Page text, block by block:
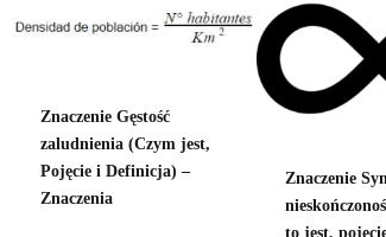
Znaczenie Gęstość
zaludnienia (Czym jest,
Pojęcie i Definicja) –
Znaczenia
Znaczenie
to jest,